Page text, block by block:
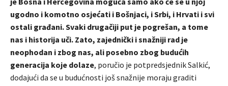
ugodno i komotno osjećati i Bošnjaci, i Srbi, i Hrvati i svi
ostali građani. Svaki drugačiji put je pogrešan, a tome
nas i historija uči. Zato, zajednički i snažniji rad je
neophodan i zbog nas, ali posebno zbog budućih
generacija koje dolaze, poručio je potpredsjednik Salkić,
dodajući da se u budućnosti još snažnije moraju graditi